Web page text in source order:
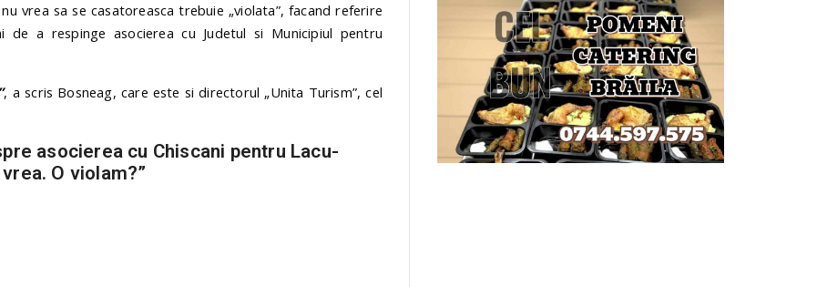
vrea sa se casatoreasca trebuie „violata”, facand referire
de a respinge asocierea cu Judetul si Municipiul pentru
, a scris Bosneag, care este si directorul „Unita Turism”, cel
asocierea cu Chiscani pentru Lacu-
O violam?”